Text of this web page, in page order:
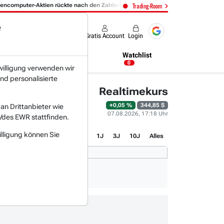
Trading-Room
Aktien rückte nach den Zahlen in den Fokus: 06.08. 14:14
Gratis Account Login
Newsticker Watchlist
0
Realtimekurs
+0,05 %
344,85 $
07.08.2026, 17:18 Uhr
1J 3J 10J Alles
verwenden wir
personalisierte
Drittanbieter wie
EWR stattfinden.
können Sie